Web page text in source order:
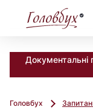
Документальні
Головбух